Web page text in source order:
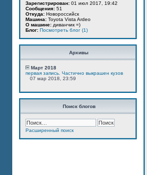
Зарегистрирован: 01 июл 2017, 19:42
Сообщения: 51
Откуда: Новороссийск
Машина: Toyota Vista Ardeo
О машине: диванчик =)
Блог: Посмотреть блог (1)
Архивы
Март 2018
первая запись. Частично выкрашен кузов
07 мар 2018, 23:59
Поиск блогов
Расширенный поиск